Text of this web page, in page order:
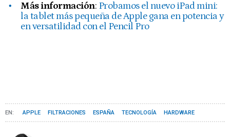
Más información: Probamos el nuevo iPad mini:
la tablet más pequeña de Apple gana en potencia y
en versatilidad con el Pencil Pro
APPLE FILTRACIONES ESPAÑA TECNOLOGÍA HARDWARE